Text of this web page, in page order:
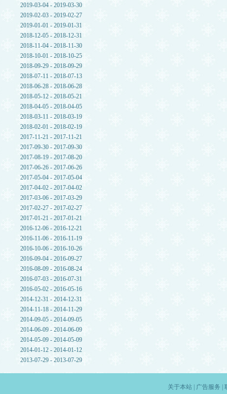
2019-03-04 - 2019-03-30
2019-02-03 - 2019-02-27
2019-01-01 - 2019-01-31
2018-12-05 - 2018-12-31
2018-11-04 - 2018-11-30
2018-10-01 - 2018-10-25
2018-09-29 - 2018-09-29
2018-07-11 - 2018-07-13
2018-06-28 - 2018-06-28
2018-05-12 - 2018-05-21
2018-04-05 - 2018-04-05
2018-03-11 - 2018-03-19
2018-02-01 - 2018-02-19
2017-11-21 - 2017-11-21
2017-09-30 - 2017-09-30
2017-08-19 - 2017-08-20
2017-06-26 - 2017-06-26
2017-05-04 - 2017-05-04
2017-04-02 - 2017-04-02
2017-03-06 - 2017-03-29
2017-02-27 - 2017-02-27
2017-01-21 - 2017-01-21
2016-12-06 - 2016-12-21
2016-11-06 - 2016-11-19
2016-10-06 - 2016-10-26
2016-09-04 - 2016-09-27
2016-08-09 - 2016-08-24
2016-07-03 - 2016-07-31
2016-05-02 - 2016-05-16
2014-12-31 - 2014-12-31
2014-11-18 - 2014-11-29
2014-09-05 - 2014-09-05
2014-06-09 - 2014-06-09
2014-05-09 - 2014-05-09
2014-01-12 - 2014-01-12
2013-07-29 - 2013-07-29
关于本站| 广告服务